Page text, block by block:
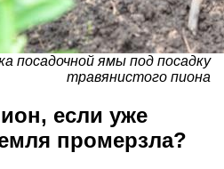
посадочной ямы под посадку
травянистого пиона
если уже
промерзла?